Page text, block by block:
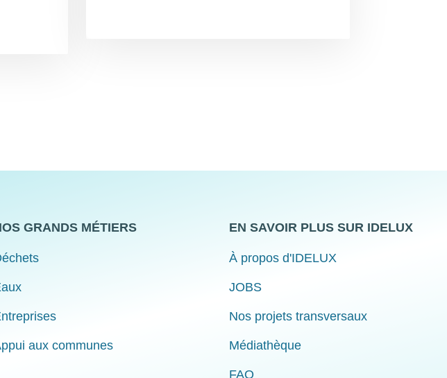
GRANDS MÉTIERS
aux communes
EN SAVOIR PLUS SUR IDELUX
À propos d'IDELUX
JOBS
Nos projets transversaux
Médiathèque
FAQ